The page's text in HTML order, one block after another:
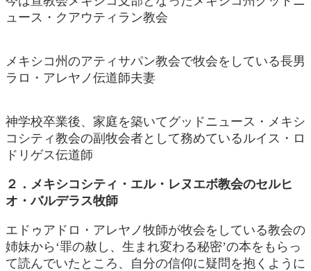
ュース・クアウティラン教会
メキシコ州のアティサパン教会で牧会をしている長男
ラロ・アレヤノ伝道師夫妻
神学校卒業後、家庭を築いてグッドニュース・メキシ
コシティ教会の副牧会者として務めているルイス・ロ
ドリゲス伝道師
２．メキシコシティ・エル・レヌエボ教会のセルヒ
オ・バルデラス牧師
エドゥアドロ・アレヤノ牧師が牧会をしている教会の
姉妹から‘罪の赦し、生まれ変わる秘密’の本をもらっ
て読んでいたところ、自分の信仰に疑問を抱くように